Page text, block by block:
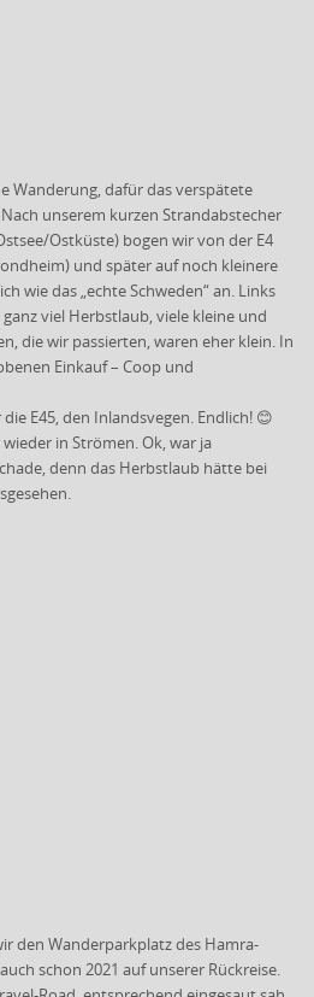
Wanderung, dafür das verspätete
Nach unserem kurzen Strandabstecher
Ostküste) bogen wir von der E4
und später auf noch kleinere
wie das „echte Schweden“ an. Links
viel Herbstlaub, viele kleine und
die wir passierten, waren eher klein. In
Einkauf – Coop und
E45, den Inlandsvegen. Endlich! 😊
in Strömen. Ok, war ja
denn das Herbstlaub hätte bei
den Wanderparkplatz des Hamra-
schon 2021 auf unserer Rückreise.